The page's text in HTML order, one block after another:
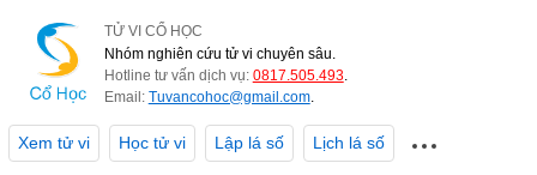
TỬ VI CỔ HỌC
Nhóm nghiên cứu tử vi chuyên sâu.
Hotline tư vấn dịch vụ: 0817.505.493.
Email: Tuvancohoc@gmail.com.
Xem tử vi Học tử vi Lập lá số Lịch lá số